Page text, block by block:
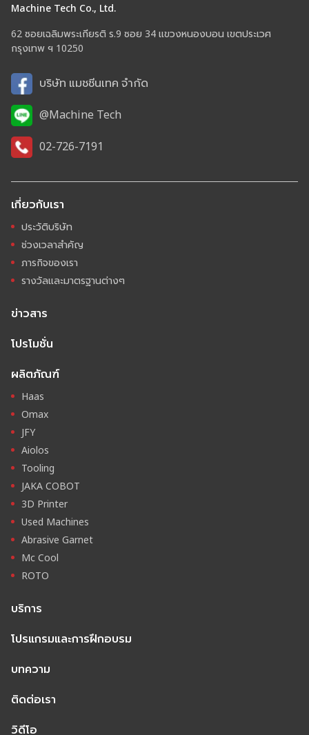
Machine Tech Co., Ltd.
62 ซอยเฉลิมพระเกียรติ ร.9 ซอย 34 แขวงหนองบอน เขตประเวศ
กรุงเทพ ฯ 10250
บริษัท แมชชีนเทค จำกัด
@Machine Tech
02-726-7191
เกี่ยวกับเรา
ประวัติบริษัท
ช่วงเวลาสำคัญ
ภารกิจของเรา
รางวัลและมาตรฐานต่างๆ
ข่าวสาร
โปรโมชั่น
ผลิตภัณฑ์
Haas
Omax
JFY
Aiolos
Tooling
JAKA COBOT
3D Printer
Used Machines
Abrasive Garnet
Mc Cool
ROTO
บริการ
โปรแกรมและการฝึกอบรม
บทความ
ติดต่อเรา
วิดีโอ